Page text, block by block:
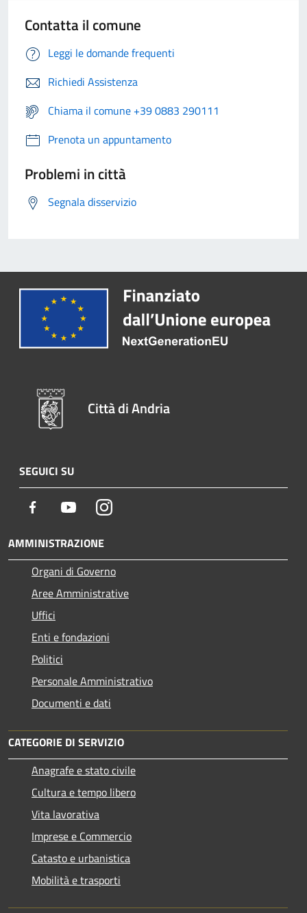
Contatta il comune
Leggi le domande frequenti
Richiedi Assistenza
Chiama il comune +39 0883 290111
Prenota un appuntamento
Problemi in città
Segnala disservizio
Città di Andria
SEGUICI SU
Facebook YoutubeInstagram
AMMINISTRAZIONE
Organi di Governo
Aree Amministrative
Uffici
Enti e fondazioni
Politici
Personale Amministrativo
Documenti e dati
CATEGORIE DI SERVIZIO
Anagrafe e stato civile
Cultura e tempo libero
Vita lavorativa
Imprese e Commercio
Catasto e urbanistica
Mobilità e trasporti